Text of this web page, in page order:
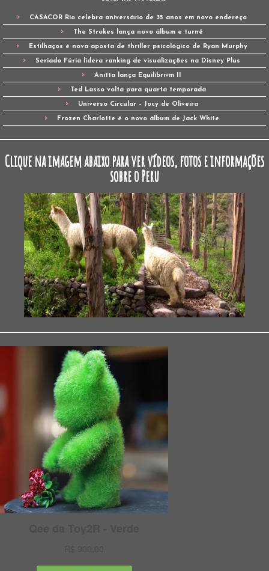
CASACOR Rio celebra aniversário de 35 anos em novo endereço
The Strokes lança novo álbum e turnê
Estilhaços é nova aposta de thriller psicológico de Ryan Murphy
Seriado Fúria lidera ranking de visualizações na Disney Plus
Anitta lança Equilibrivm II
Ted Lasso volta para quarta temporada
Universo Circular – Jocy de Oliveira
Frozen Charlotte é o novo álbum de Jack White
Clique na imagem abaixo para ver vídeos, fotos e informações
sobre o Peru